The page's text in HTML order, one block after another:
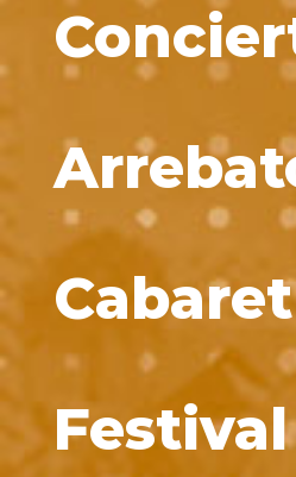
Cabaret
Festival